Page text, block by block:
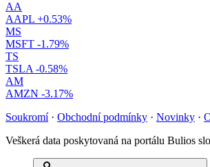
AA
AAPL +0.53%
MS
MSFT -1.79%
TS
TSLA -0.58%
AM
AMZN -3.17%
Soukromí · Obchodní podmínky · Novinky ·
Veškerá data poskytovaná na portálu Bulios